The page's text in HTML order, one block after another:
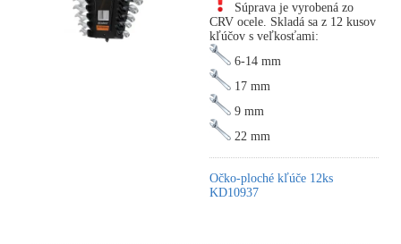
Súprava je vyrobená zo
CRV ocele. Skladá sa z 12 kusov
kľúčov s veľkosťami:
6-14 mm
17 mm
9 mm
22 mm
Očko-ploché kľúče 12ks
KD10937